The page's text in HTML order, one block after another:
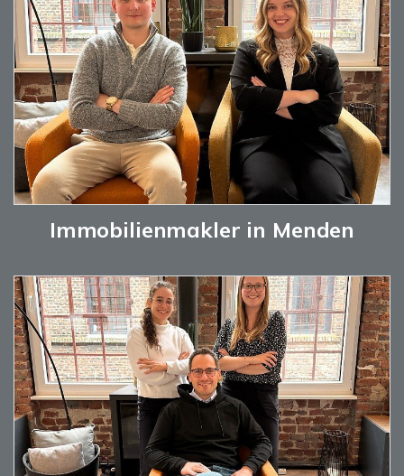
Immobilienmakler in Menden